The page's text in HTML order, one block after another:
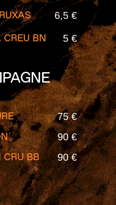
CREU BN 5 €
6,5 €
90 €
75 €
CRU BB 90 €